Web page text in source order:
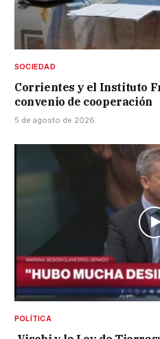
SOCIEDAD
Corrientes y el Instituto
convenio de cooperación
5 de agosto de 2026
POLÍTICA